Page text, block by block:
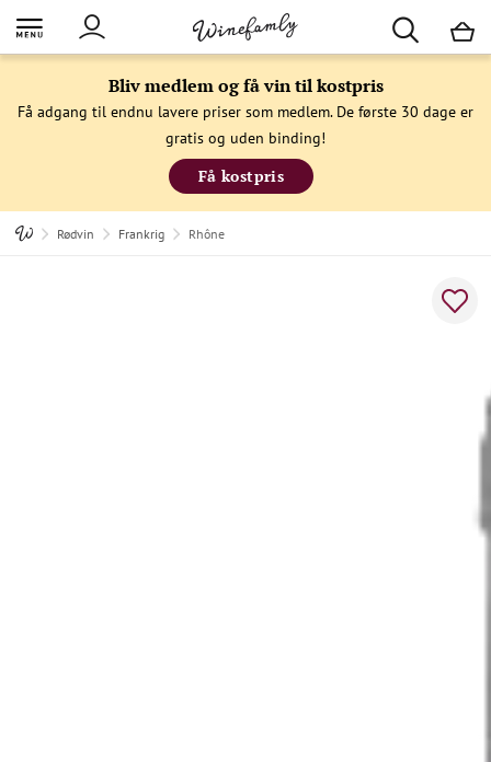
Bliv medlem og få vin til kostpris
Få adgang til endnu lavere priser som medlem. De første 30 dage er
gratis og uden binding!
Få kostpris
Rødvin Frankrig Rhône